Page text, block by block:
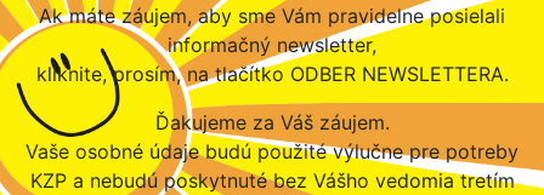
Ak máte záujem, aby sme Vám pravidelne posielali
informačný newsletter,
kliknite, prosím, na tlačítko ODBER NEWSLETTERA.
Ďakujeme za Váš záujem.
Vaše osobné údaje budú použité výlučne pre potreby
KZP a nebudú poskytnuté bez Vášho vedomia tretím